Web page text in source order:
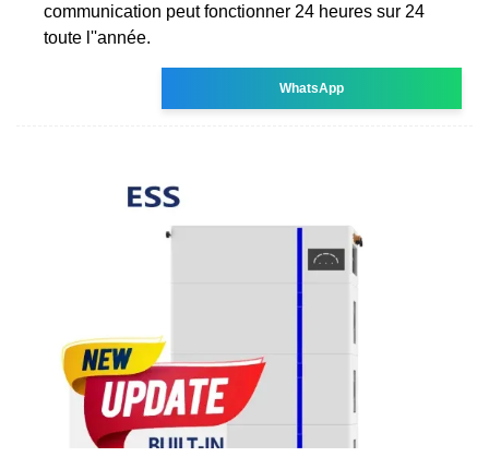
communication peut fonctionner 24 heures sur 24
toute l''année.
WhatsApp